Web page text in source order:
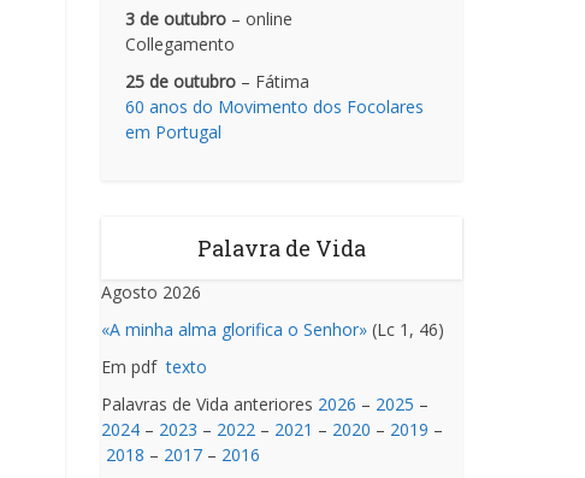
3 de outubro – online
Collegamento
25 de outubro – Fátima
60 anos do Movimento dos Focolares
em Portugal
Palavra de Vida
Agosto 2026
«A minha alma glorifica o Senhor» (Lc 1, 46)
Em pdftexto
Palavras de Vida anteriores 2026 – 2025 –
2024 – 2023 – 2022 – 2021 – 2020 – 2019 –
2018 – 2017 – 2016